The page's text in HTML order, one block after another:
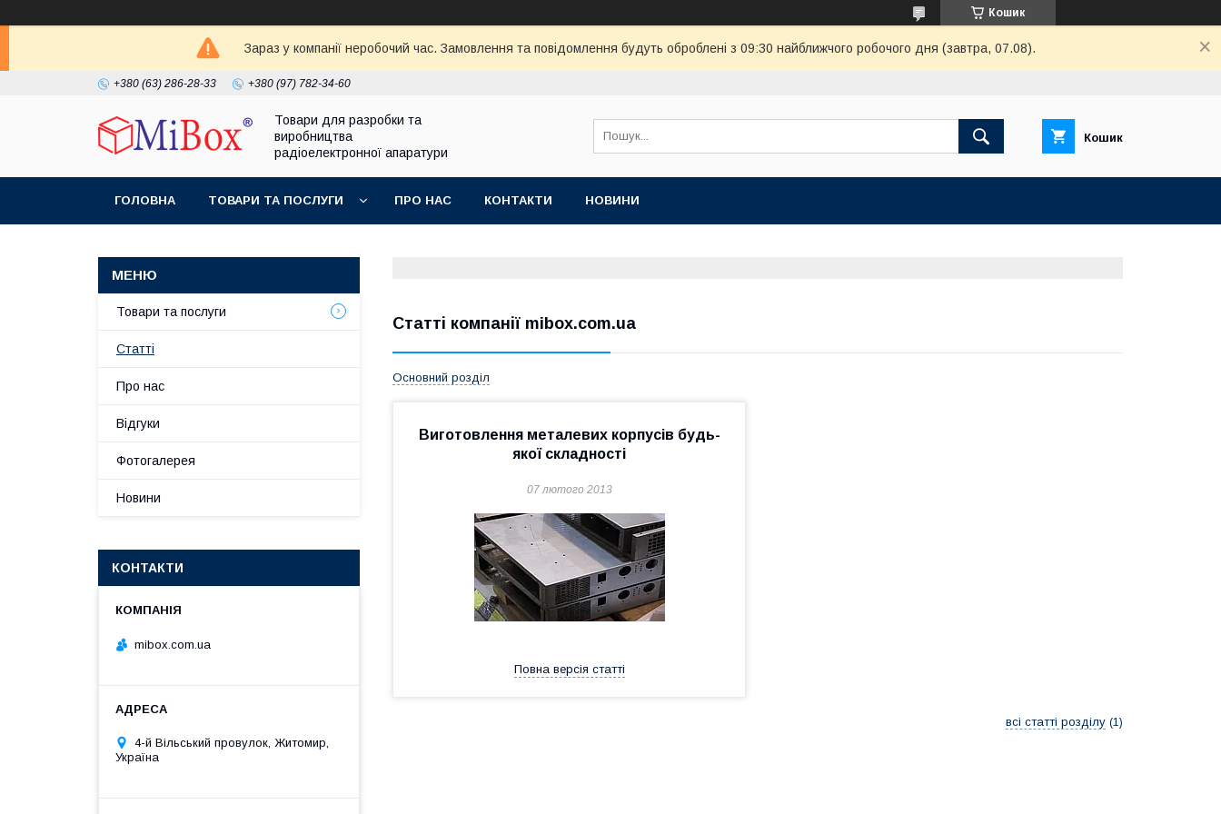
Кошик
Зараз у компанії неробочий час. Замовлення та повідомлення будуть оброблені з 09:30 найближчого робочого дня (завтра, 07.08).
+380 (63) 286-28-33 +380 (97) 782-34-60
Товари для разробки та
виробництва
радіоелектронної апаратури
Кошик
ГОЛОВНА ТОВАРИ ТА ПОСЛУГИ ПРО НАС КОНТАКТИ НОВИНИ
Статті компанії mibox.com.ua
Основний розділ
Виготовлення металевих корпусів будь-
якої складності
07 лютого 2013
Повна версія статті
всі статті розділу 1
Товари та послуги
Статті
Про нас
Відгуки
Фотогалерея
Новини
КОНТАКТИ
mibox.com.ua
4-й Вільський провулок, Житомир,
Україна